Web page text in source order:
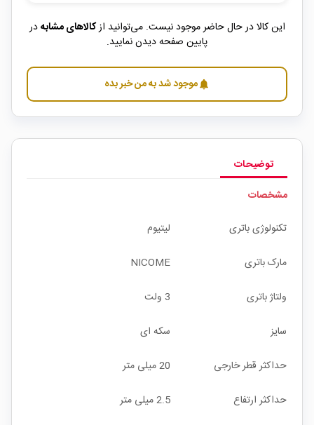
این کالا در حال حاضر موجود نیست. می‌توانید ازکالاهای مشابهدر
پایین صفحه دیدن نمایید.
notificationsموجود شد به من خبر بده
توضیحات
مشخصات
تکنولوژی باتری
لیتیوم
مارک باتری NICOME
ولتاژ باتری 3 ولت
سایز سکه ای
حداکثر قطر خارجی 20 میلی متر
حداکثر ارتفاع 2.5 میلی متر